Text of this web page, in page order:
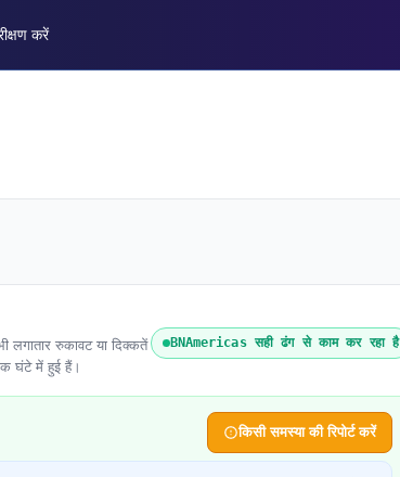
करें
रुकावट या दिक्कतें
घंटे में हुई हैं।
BNAmericas सही ढंग से काम कर रहा है
किसी समस्या की रिपोर्ट करें